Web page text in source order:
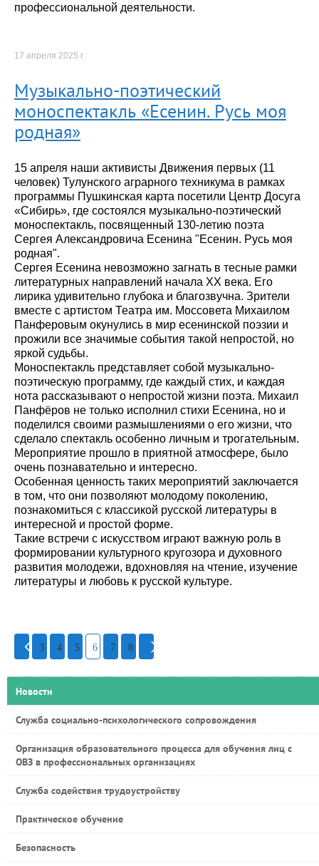
профессиональной деятельности.
17 апреля 2025 г.
Музыкально-поэтический
моноспектакль «Есенин. Русь моя
родная»
15 апреля наши активисты Движения первых (11
человек) Тулунского аграрного техникума в рамках
программы Пушкинская карта посетили Центр Досуга
«Сибирь», где состоялся музыкально-поэтический
моноспектакль, посвященный 130-летию поэта
Сергея Александровича Есенина "Есенин. Русь моя
родная".
Сергея Есенина невозможно загнать в тесные рамки
литературных направлений начала ХХ века. Его
лирика удивительно глубока и благозвучна. Зрители
вместе с артистом Театра им. Моссовета Михаилом
Панферовым окунулись в мир есенинской поэзии и
прожили все значимые события такой непростой, но
яркой судьбы.
Моноспектакль представляет собой музыкально-
поэтическую программу, где каждый стих, и каждая
нота рассказывают о непростой жизни поэта. Михаил
Панфёров не только исполнил стихи Есенина, но и
поделился своими размышлениями о его жизни, что
сделало спектакль особенно личным и трогательным.
Мероприятие прошло в приятной атмосфере, было
очень познавательно и интересно.
Особенная ценность таких мероприятий заключается
в том, что они позволяют молодому поколению,
познакомиться с классикой русской литературы в
интересной и простой форме.
Такие встречи с искусством играют важную роль в
формировании культурного кругозора и духовного
развития молодежи, вдохновляя на чтение, изучение
литературы и любовь к русской культуре.
3 4 5 6 7 8
Новости
Служба социально-психологического сопровождения
Организация образовательного процесса для обучения лиц с
ОВЗ в профессиональных организациях
Служба содействия трудоустройству
Практическое обучение
Безопасность